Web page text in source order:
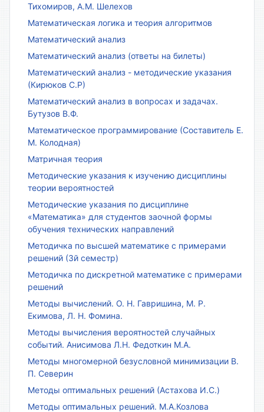
Тихомиров, А.М. Шелехов
Математическая логика и теория алгоритмов
Математический анализ
Математический анализ (ответы на билеты)
Математический анализ - методические указания
(Кирюков С.Р)
Математический анализ в вопросах и задачах.
Бутузов В.Ф.
Математическое программирование (Составитель Е.
М. Колодная)
Матричная теория
Методические указания к изучению дисциплины
теории вероятностей
Методические указания по дисциплине
«Математика» для студентов заочной формы
обучения технических направлений
Методичка по высшей математике с примерами
решений (3й семестр)
Методичка по дискретной математике с примерами
решений
Методы вычислений. О. Н. Гавришина, М. Р.
Екимова, Л. Н. Фомина.
Методы вычисления вероятностей случайных
событий. Анисимова Л.Н. Федоткин М.А.
Методы многомерной безусловной минимизации В.
П. Северин
Методы оптимальных решений (Астахова И.С.)
Методы оптимальных решений. М.А.Козлова